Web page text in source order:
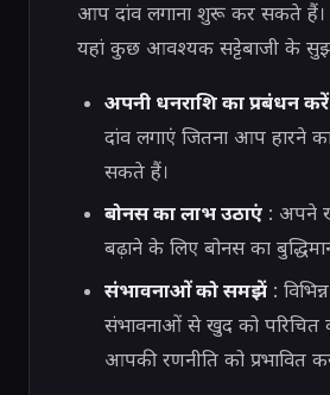
आप दांव लगाना शुरू कर सकते
यहां कुछ आवश्यक सट्टेबाजी के
अपनी धनराशि का प्रबंधन करें
दांव लगाएं जितना आप हारने
सकते हैं।
बोनस का लाभ उठाएं: अपने
बढ़ाने के लिए बोनस का
संभावनाओं को समझें:
संभावनाओं से खुद को परिचित
आपकी रणनीति को प्रभावित